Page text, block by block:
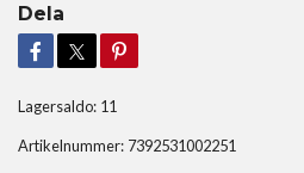
Dela
Lagersaldo: 11
Artikelnummer: 7392531002251